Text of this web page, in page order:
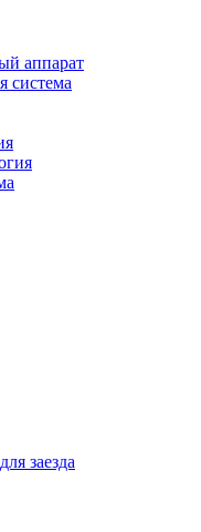
аппарат
система
заезда